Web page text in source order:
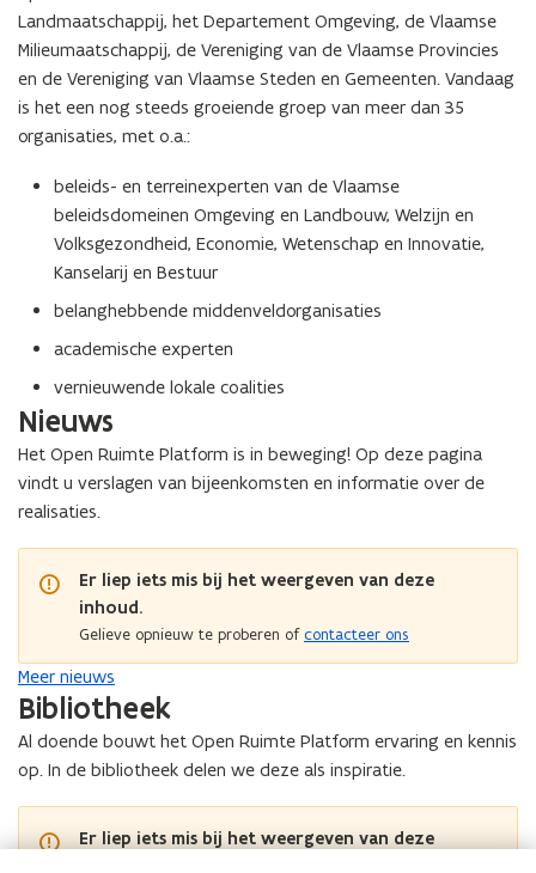
Landmaatschappij, het Departement Omgeving, de Vlaamse
Milieumaatschappij, de Vereniging van de Vlaamse Provincies
en de Vereniging van Vlaamse Steden en Gemeenten. Vandaag
is het een nog steeds groeiende groep van meer dan 35
organisaties, met o.a.:
beleids- en terreinexperten van de Vlaamse
beleidsdomeinen Omgeving en Landbouw, Welzijn en
Volksgezondheid, Economie, Wetenschap en Innovatie,
Kanselarij en Bestuur
belanghebbende middenveldorganisaties
academische experten
vernieuwende lokale coalities
Nieuws
Het Open Ruimte Platform is in beweging! Op deze pagina
vindt u verslagen van bijeenkomsten en informatie over de
realisaties.
Er liep iets mis bij het weergeven van deze
inhoud.
Gelieve opnieuw te proberen ofcontacteer ons
Meer nieuws
Bibliotheek
Al doende bouwt het Open Ruimte Platform ervaring en kennis
op. In de bibliotheek delen we deze als inspiratie.
Er liep iets mis bij het weergeven van deze